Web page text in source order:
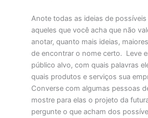
Anote todas as ideias de
aqueles que você acha que não
anotar, quanto mais ideias,
de encontrar o nome certo. Leve
público alvo, com quais palavras
quais produtos e serviços sua
Converse com algumas pessoas
mostre para elas o projeto da
pergunte o que acham dos